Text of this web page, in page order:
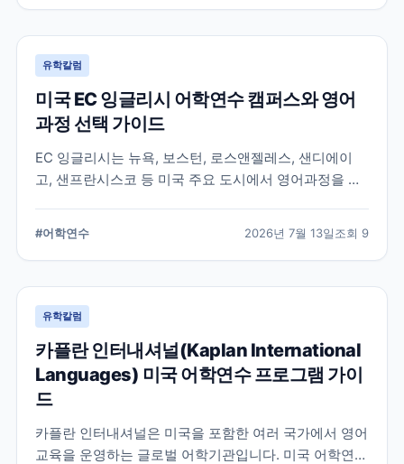
유학칼럼
미국 EC 잉글리시 어학연수 캠퍼스와 영어
과정 선택 가이드
EC 잉글리시는 뉴욕, 보스턴, 로스앤젤레스, 샌디에이
고, 샌프란시스코 등 미국 주요 도시에서 영어과정을 안
할 내용을 정리합니다.
#어학연수 2026년 7월 13일조회 9
유학칼럼
카플란 인터내셔널(Kaplan International
Languages) 미국 어학연수 프로그램 가이
드
카플란 인터내셔널은 미국을 포함한 여러 국가에서 영어
교육을 운영하는 글로벌 어학기관입니다. 미국 어학연수